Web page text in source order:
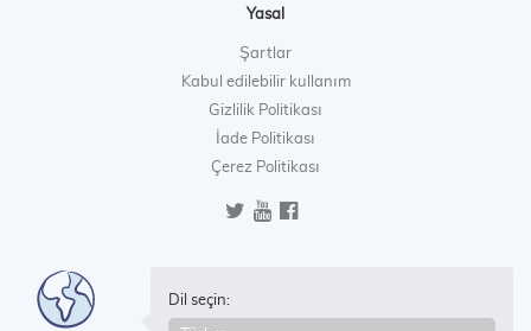
Yasal
Şartlar
Kabul edilebilir kullanım
Gizlilik Politikası
İade Politikası
Çerez Politikası
Dil seçin: